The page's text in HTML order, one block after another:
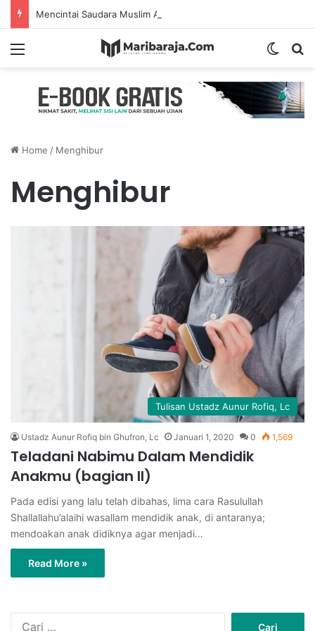
Home / Menghibur
Menghibur
Tulisan Ustadz Aunur Rofiq, Lc
Ustadz Aunur Rofiq bin Ghufron, Lc Januari 1, 2020 0 1,569
Teladani Nabimu Dalam Mendidik
Anakmu (bagian II)
Pada edisi yang lalu telah dibahas, lima cara Rasulullah
Shallallahu’alaihi wasallam mendidik anak, di antaranya;
mendoakan anak didiknya agar menjadi…
Read More »